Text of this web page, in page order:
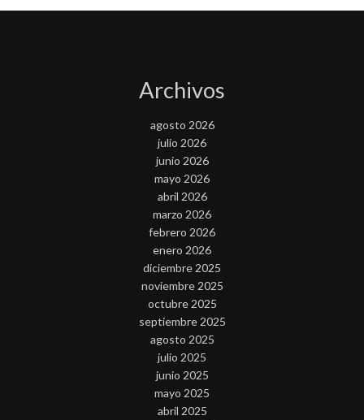
Archivos
agosto 2026
julio 2026
junio 2026
mayo 2026
abril 2026
marzo 2026
febrero 2026
enero 2026
diciembre 2025
noviembre 2025
octubre 2025
septiembre 2025
agosto 2025
julio 2025
junio 2025
mayo 2025
abril 2025